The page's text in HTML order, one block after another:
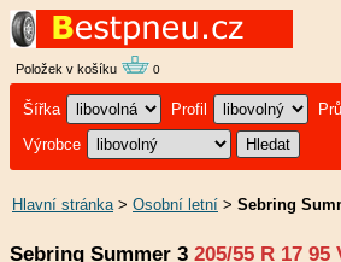
Položek v košíku 0
Šířka Profil
Výrobce
Hlavní stránka> Osobní letní > Sebring
Sebring Summer 3 205/55 R 17 95